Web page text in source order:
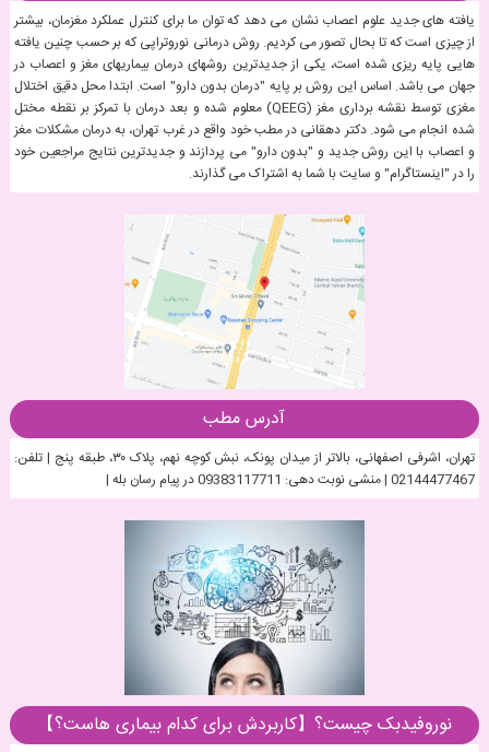
یافته های جدید علوم اعصاب نشان می دهد که توان ما برای کنترل عملکرد مغزمان، بیشتر
از چیزی است که تا بحال تصور می کردیم. روش درمانی نوروتراپی که بر حسب چنین یافته
هایی پایه ریزی شده است، یکی از جدیدترین روشهای درمان بیماریهای مغز و اعصاب در
جهان می باشد. اساس این روش بر پایه "درمان بدون دارو" است. ابتدا محل دقیق اختلال
مغزی توسط نقشه برداری مغز (QEEG) معلوم شده و بعد درمان با تمرکز بر نقطه مختل
شده انجام می شود. دکتر دهقانی در مطب خود واقع در غرب تهران، به درمان مشکلات مغز
و اعصاب با این روش جدید و "بدون دارو" می پردازند و جدیدترین نتایج مراجعین خود
را در "اینستاگرام" و سایت با شما به اشتراک می گذارند.
آدرس مطب
تهران، اشرفی اصفهانی، بالاتر از میدان پونک، نبش کوچه نهم، پلاک ۳۰، طبقه پنج | تلفن:
02144477467 | منشی نوبت دهی: 09383117711 در پیام رسان بله |
نوروفیدبک چیست؟【کاربردش برای کدام بیماری هاست؟】